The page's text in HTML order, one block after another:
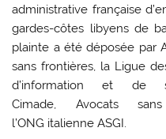
administrative française
gardes-côtes libyens de
plainte a été déposée par
sans frontières, la Ligue
d’information et de
Cimade, Avocats
l’ONG italienne ASGI.